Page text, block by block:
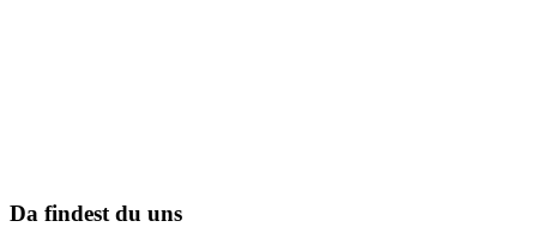
Da findest du uns